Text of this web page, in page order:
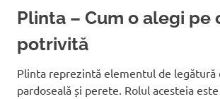
Plinta – Cum o alegi pe
potrivită
Plinta reprezintă elementul de legătură
pardoseală și perete. Rolul acesteia